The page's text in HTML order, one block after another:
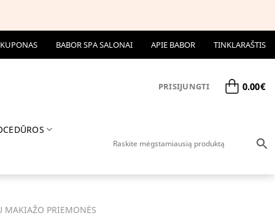
BABOR SPA SALONAI APIE BABOR TINKLARAŠTIS
PRISIJUNGTI 0.00€
MAKIAŽO PRIEMONĖS